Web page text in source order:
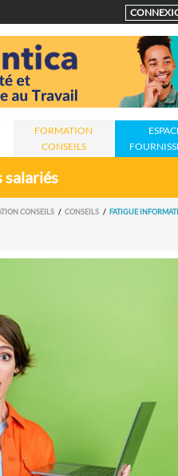
FORMATION
CONSEILS
salariés
CONSEILS CONSEILS FATIGUE